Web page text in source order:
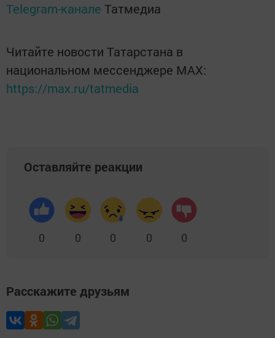
Telegram-канале Татмедиа
Читайте новости Татарстана в
национальном мессенджере MАХ:
https://max.ru/tatmedia
Оставляйте реакции
0 0 0 0 0
Расскажите друзьям